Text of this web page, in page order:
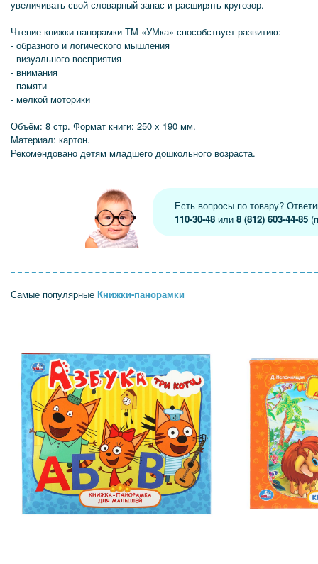
увеличивать свой словарный запас и расширять кругозор.
Чтение книжки-панорамки ТМ «УМка» способствует развитию:
- образного и логического мышления
- визуального восприятия
- внимания
- памяти
- мелкой моторики
Объём: 8 стр. Формат книги: 250 x 190 мм.
Материал: картон.
Рекомендовано детям младшего дошкольного возраста.
Есть вопросы по товару?
110-30-48 или8 (812) 603-44-85
Самые популярные Книжки-панорамки